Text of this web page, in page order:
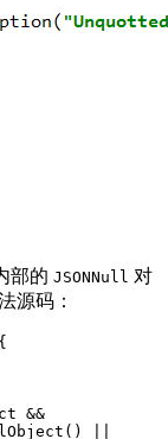
部的 JSONNull 对
源码：
&&
||